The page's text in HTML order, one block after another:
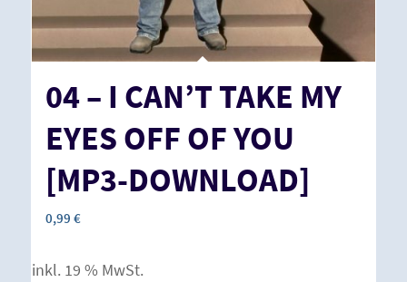
04 – I CAN’T TAKE MY
EYES OFF OF YOU
[MP3-DOWNLOAD]
0,99 €
inkl. 19 % MwSt.